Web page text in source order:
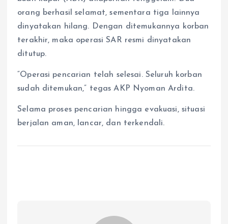
orang berhasil selamat, sementara tiga lainnya
dinyatakan hilang. Dengan ditemukannya korban
terakhir, maka operasi SAR resmi dinyatakan
ditutup.
“Operasi pencarian telah selesai. Seluruh korban
sudah ditemukan,” tegas AKP Nyoman Ardita.
Selama proses pencarian hingga evakuasi, situasi
berjalan aman, lancar, dan terkendali.